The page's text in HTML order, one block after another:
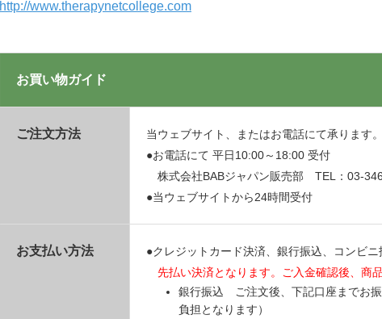
http://www.therapynetcollege.com
お買い物ガイド
ご注文方法
当ウェブサイト、またはお電話にて承ります
●お電話にて 平日10:00～18:00 受付
株式会社BABジャパン販売部 TEL：03-
●当ウェブサイトから24時間受付
お支払い方法
●クレジットカード決済、銀行振込、コンビ
先払い決済となります。ご入金確認後、商
銀行振込 ご注文後、下記口座までお
負担となります）